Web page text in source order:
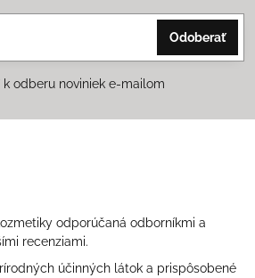
Odoberať
odberu noviniek e-mailom
odporúčaná odborníkmi a
recenziami.
účinných látok a prispôsobené